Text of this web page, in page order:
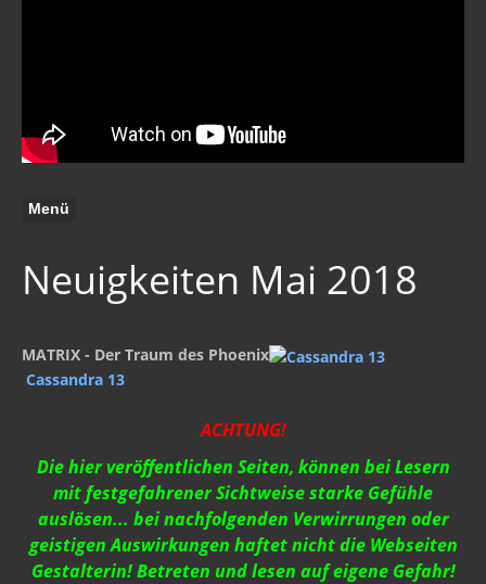
Menü
Neuigkeiten Mai 2018
MATRIX - Der Traum des Phoenix
Cassandra 13
ACHTUNG!
Die hier veröffentlichen Seiten, können bei Lesern
mit festgefahrener Sichtweise starke Gefühle
auslösen... bei nachfolgenden Verwirrungen oder
geistigen Auswirkungen haftet nicht die Webseiten
Gestalterin! Betreten und lesen auf eigene Gefahr!